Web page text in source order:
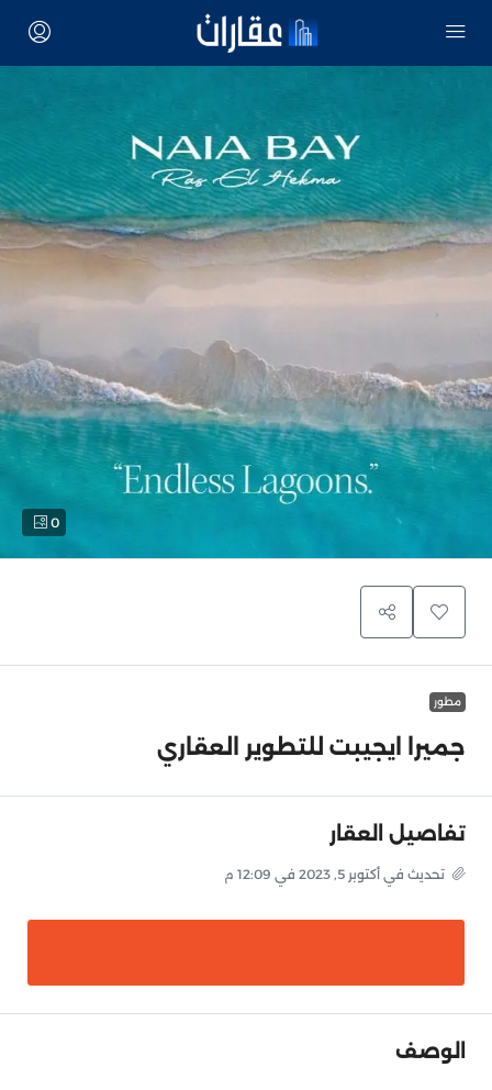
0
مطور
جميرا ايجيبت للتطوير العقاري
تفاصيل العقار
تحديث في أكتوبر 5, 2023 في 12:09 م
الوصف